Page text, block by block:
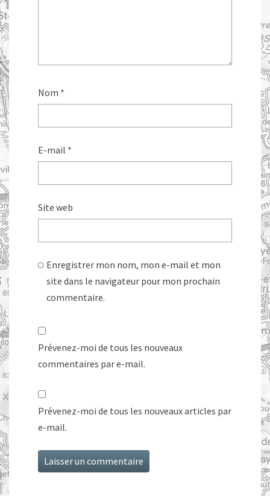
Nom *
E-mail *
Site web
Enregistrer mon nom, mon e-mail et mon
site dans le navigateur pour mon prochain
commentaire.
Prévenez-moi de tous les nouveaux
commentaires par e-mail.
Prévenez-moi de tous les nouveaux articles par
e-mail.